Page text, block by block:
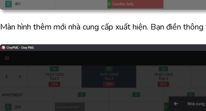
Màn hình thêm mới nhà cung cấp xuất hiện. Bạn điền